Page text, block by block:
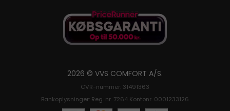
2026 © VVS COMFORT A/S.
CVR-nummer: 31491363
Bankoplysninger: Reg. nr. 7264 Kontonr. 0001233126